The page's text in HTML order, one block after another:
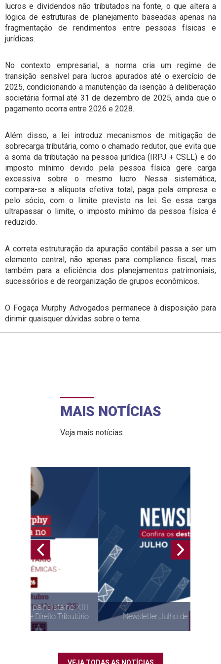
lucros e dividendos não tributados na fonte, o que altera a
lógica de estruturas de planejamento baseadas apenas na
fragmentação de rendimentos entre pessoas físicas e
jurídicas.
No contexto empresarial, a norma cria um regime de
transição sensível para lucros apurados até o exercício de
2025, condicionando a manutenção da isenção à deliberação
societária formal até 31 de dezembro de 2025, ainda que o
pagamento ocorra entre 2026 e 2028.
Além disso, a lei introduz mecanismos de mitigação de
sobrecarga tributária, como o chamado redutor, que evita que
a soma da tributação na pessoa jurídica (IRPJ + CSLL) e do
imposto mínimo devido pela pessoa física gere carga
excessiva sobre o mesmo lucro. Nessa sistemática,
compara-se a alíquota efetiva total, paga pela empresa e
pelo sócio, com o limite previsto na lei. Se essa carga
ultrapassar o limite, o imposto mínimo da pessoa física é
reduzido.
A correta estruturação da apuração contábil passa a ser um
elemento central, não apenas para compliance fiscal, mas
também para a eficiência dos planejamentos patrimoniais,
sucessórios e de reorganização de grupos econômicos.
O Fogaça Murphy Advogados permanece à disposição para
dirimir quaisquer dúvidas sobre o tema.
MAIS NOTÍCIAS
Veja mais notícias
Newsletter Julho de 2026